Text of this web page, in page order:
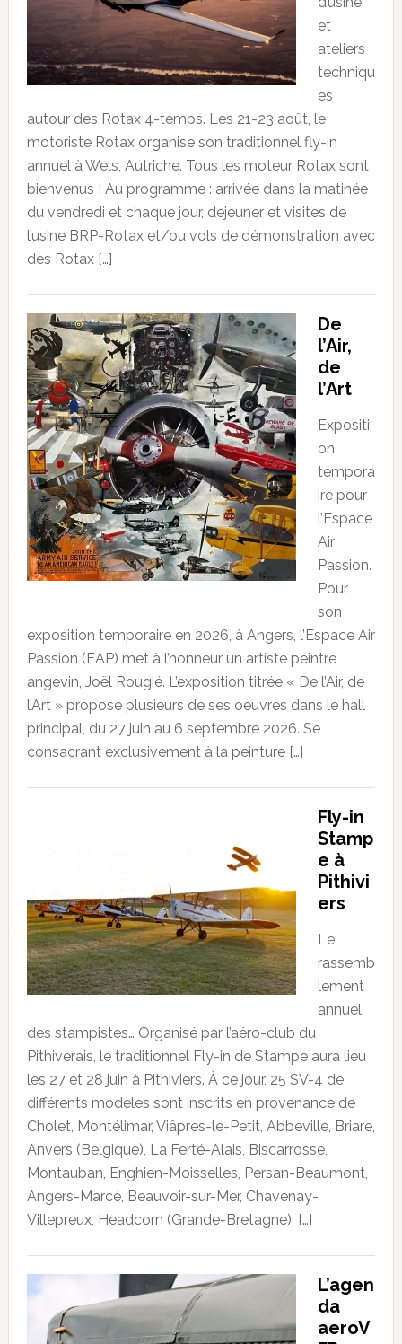
et
ateliers
techniqu
es
autour des Rotax 4-temps. Les 21-23 août, le
motoriste Rotax organise son traditionnel fly-in
annuel à Wels, Autriche. Tous les moteur Rotax sont
bienvenus ! Au programme : arrivée dans la matinée
du vendredi et chaque jour, dejeuner et visites de
l’usine BRP-Rotax et/ou vols de démonstration avec
des Rotax […]
De
l’Air,
de
l’Art
Expositi
on
tempora
ire pour
l’Espace
Air
Passion.
Pour
son
exposition temporaire en 2026, à Angers, l’Espace Air
Passion (EAP) met à l’honneur un artiste peintre
angevin, Joël Rougié. L’exposition titrée « De l’Air, de
l’Art » propose plusieurs de ses oeuvres dans le hall
principal, du 27 juin au 6 septembre 2026. Se
consacrant exclusivement à la peinture […]
Fly-in
Stamp
e à
Pithivi
ers
Le
rassemb
lement
annuel
des stampistes… Organisé par l’aéro-club du
Pithiverais, le traditionnel Fly-in de Stampe aura lieu
les 27 et 28 juin à Pithiviers. À ce jour, 25 SV-4 de
différents modèles sont inscrits en provenance de
Cholet, Montélimar, Viâpres-le-Petit, Abbeville, Briare,
Anvers (Belgique), La Ferté-Alais, Biscarrosse,
Montauban, Enghien-Moisselles, Persan-Beaumont,
Angers-Marcé, Beauvoir-sur-Mer, Chavenay-
Villepreux, Headcorn (Grande-Bretagne), […]
L’agen
da
aeroV